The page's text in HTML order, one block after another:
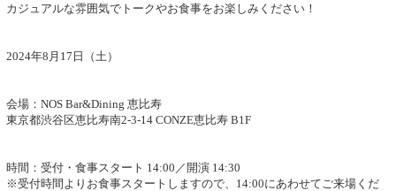
カジュアルな雰囲気でトークやお食事をお楽しみください！
2024年8月17日（土）
会場：NOS Bar&Dining 恵比寿
東京都渋谷区恵比寿南2-3-14 CONZE恵比寿 B1F
時間：受付・食事スタート 14:00／開演 14:30
※受付時間よりお食事スタートしますので、14:00にあわせてご来場くだ